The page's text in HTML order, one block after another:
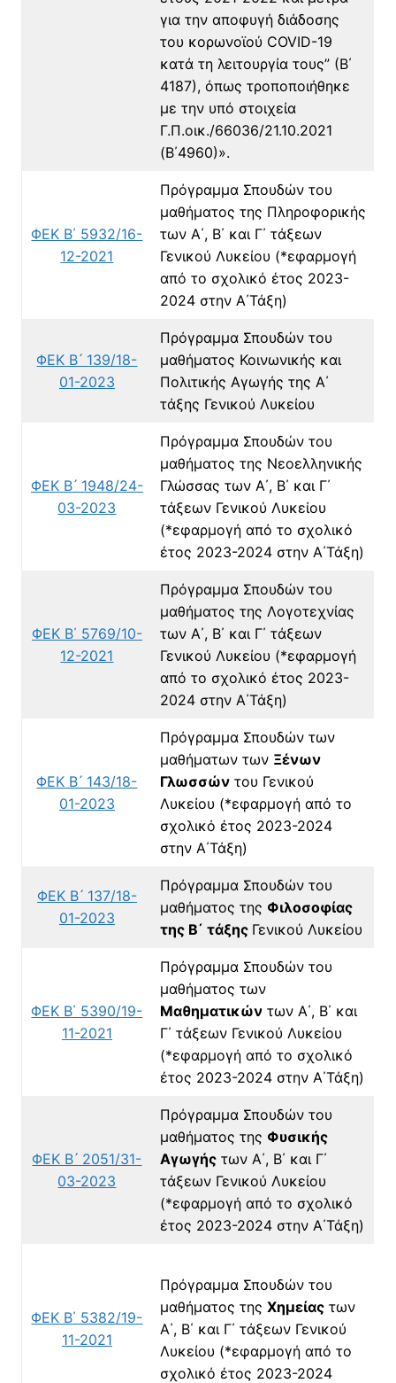
για την αποφυγή διάδοσης
του κορωνοϊού COVID-19
κατά τη λειτουργία τους” (Β΄
4187), όπως τροποποιήθηκε
με την υπό στοιχεία
Γ.Π.οικ./66036/21.10.2021
(Β΄4960)».
ΦΕΚ Β΄ 5932/16-
12-2021
Πρόγραμμα Σπουδών του
μαθήματος της Πληροφορικής
των Α΄, Β΄ και Γ΄ τάξεων
Γενικού Λυκείου (*εφαρμογή
από το σχολικό έτος 2023-
2024 στην Α΄Τάξη)
ΦΕΚ Β ́ 139/18-
01-2023
Πρόγραμμα Σπουδών του
μαθήματος Κοινωνικής και
Πολιτικής Αγωγής της Α΄
τάξης Γενικού Λυκείου
ΦΕΚ Β ́ 1948/24-
03-2023
Πρόγραμμα Σπουδών του
μαθήματος της Νεοελληνικής
Γλώσσας των Α΄, Β΄ και Γ΄
τάξεων Γενικού Λυκείου
(*εφαρμογή από το σχολικό
έτος 2023-2024 στην Α΄Τάξη)
ΦΕΚ Β΄ 5769/10-
12-2021
Πρόγραμμα Σπουδών του
μαθήματος της Λογοτεχνίας
των Α΄, Β΄ και Γ΄ τάξεων
Γενικού Λυκείου (*εφαρμογή
από το σχολικό έτος 2023-
2024 στην Α΄Τάξη)
ΦΕΚ Β ́ 143/18-
01-2023
Πρόγραμμα Σπουδών των
μαθήματων των Ξένων
Γλωσσώντου Γενικού
Λυκείου (*εφαρμογή από το
σχολικό έτος 2023-2024
στην Α΄Τάξη)
ΦΕΚ Β ́ 137/18-
01-2023
Πρόγραμμα Σπουδών του
μαθήματος της Φιλοσοφίας
της Β΄ τάξης Γενικού Λυκείου
ΦΕΚ Β΄ 5390/19-
11-2021
Πρόγραμμα Σπουδών του
μαθήματος των
Μαθηματικώντων Α΄, Β΄ και
Γ΄ τάξεων Γενικού Λυκείου
(*εφαρμογή από το σχολικό
έτος 2023-2024 στην Α΄Τάξη)
ΦΕΚ Β ́ 2051/31-
03-2023
Πρόγραμμα Σπουδών του
μαθήματος της Φυσικής
Αγωγήςτων Α΄, Β΄ και Γ΄
τάξεων Γενικού Λυκείου
(*εφαρμογή από το σχολικό
έτος 2023-2024 στην Α΄Τάξη)
ΦΕΚ Β΄ 5382/19-
11-2021
Πρόγραμμα Σπουδών του
μαθήματος της Χημείαςτων
Α΄, Β΄ και Γ΄ τάξεων Γενικού
Λυκείου (*εφαρμογή από το
σχολικό έτος 2023-2024